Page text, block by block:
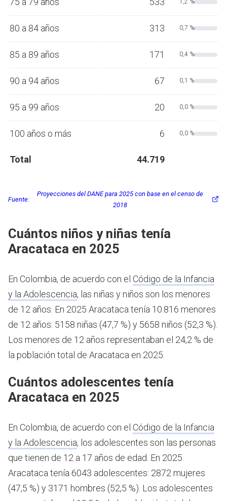
1,2 %
80 a 84 años 313 0,7 %
85 a 89 años 171 0,4 %
90 a 94 años 67 0,1 %
95 a 99 años 20 0,0 %
100 años o más 6 0,0 %
Total 44.719
Fuente:
Proyecciones del DANE para 2025 con base en el censo de
2018
Cuántos niños y niñas tenía
Aracataca en 2025
En Colombia, de acuerdo con el Código de la Infancia
y la Adolescencia, las niñas y niños son los menores
de 12 años. En 2025 Aracataca tenía 10.816 menores
de 12 años: 5158 niñas (47,7 %) y 5658 niños (52,3 %).
Los menores de 12 años representaban el 24,2 % de
la población total de Aracataca en 2025.
Cuántos adolescentes tenía
Aracataca en 2025
En Colombia, de acuerdo con el Código de la Infancia
y la Adolescencia, los adolescentes son las personas
que tienen de 12 a 17 años de edad. En 2025
Aracataca tenía 6043 adolescentes: 2872 mujeres
(47,5 %) y 3171 hombres (52,5 %). Los adolescentes